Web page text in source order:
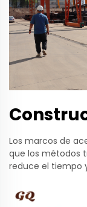
Los marcos de
que los métodos
reduce el tiempo